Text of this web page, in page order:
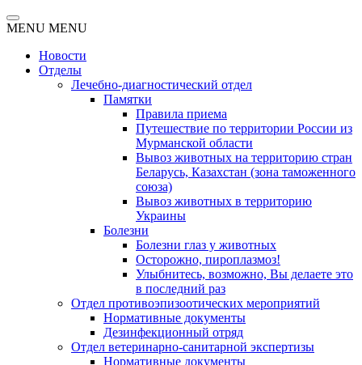
MENU MENU
Новости
Отделы
Лечебно-диагностический отдел
Памятки
Правила приема
Путешествие по территории России из
Мурманской области
Вывоз животных на территорию стран
Беларусь, Казахстан (зона таможенного
союза)
Вывоз животных в территорию
Украины
Болезни
Болезни глаз у животных
Осторожно, пироплазмоз!
Улыбнитесь, возможно, Вы делаете это
в последний раз
Отдел противоэпизоотических мероприятий
Нормативные документы
Дезинфекционный отряд
Отдел ветеринарно-санитарной экспертизы
Нормативные документы